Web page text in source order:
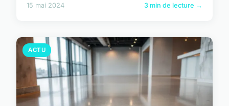
15 mai 2024 3 min de lecture →
ACTU